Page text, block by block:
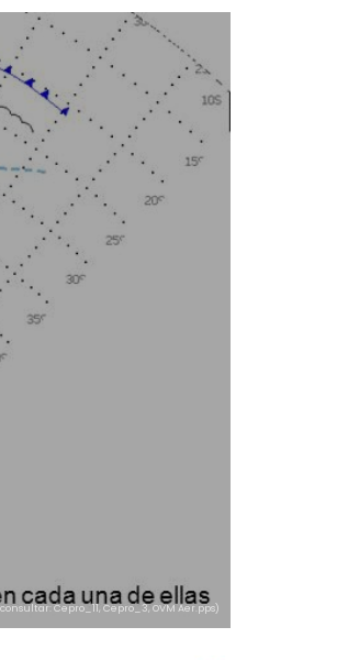
Cepro_11, Cepro_3, OVM Aer.pps)